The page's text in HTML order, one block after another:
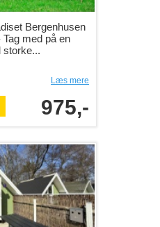
Bergenhusen
med på en
storke...
Læs mere
975,-